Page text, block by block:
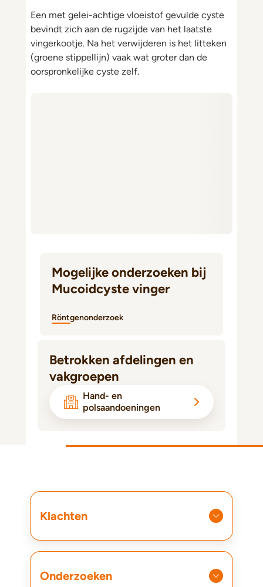
Een met gelei-achtige vloeistof gevulde cyste
bevindt zich aan de rugzijde van het laatste
vingerkootje. Na het verwijderen is het litteken
(groene stippellijn) vaak wat groter dan de
oorspronkelijke cyste zelf.
Mogelijke onderzoeken bij
Mucoidcyste vinger
Röntgenonderzoek
Betrokken afdelingen en
vakgroepen
Hand- en
polsaandoeningen
Klachten
Onderzoeken